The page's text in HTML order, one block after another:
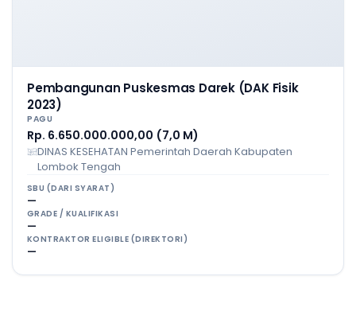
Pembangunan Puskesmas Darek (DAK Fisik
2023)
PAGU
Rp. 6.650.000.000,00 (7,0 M)
DINAS KESEHATAN Pemerintah Daerah Kabupaten
Lombok Tengah
SBU (DARI SYARAT)
—
GRADE / KUALIFIKASI
—
KONTRAKTOR ELIGIBLE (DIREKTORI)
—